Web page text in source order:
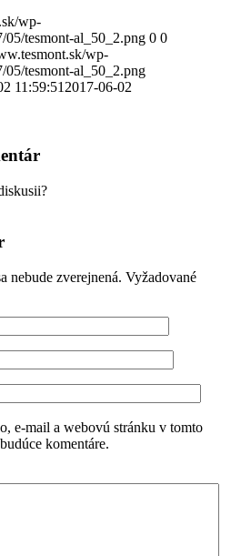
wp-
05/tesmont-al_50_2.png 0 0
wp-
05/tesmont-al_50_2.png
11:59:51 2017-06-02
nebude zverejnená. Vyžadované
e-mail a webovú stránku v tomto
komentáre.